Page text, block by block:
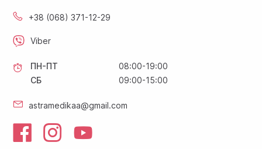
+38 (068) 371-12-29
Viber
ПН-ПТ
08:00-19:00
СБ
09:00-15:00
astramedikaa@gmail.com